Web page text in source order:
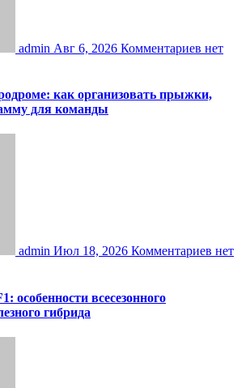
admin Авг 6, 2026 Комментариев нет
как организовать прыжки,
для команды
admin Июл 18, 2026 Комментариев нет
особенности всесезонного
гибрида